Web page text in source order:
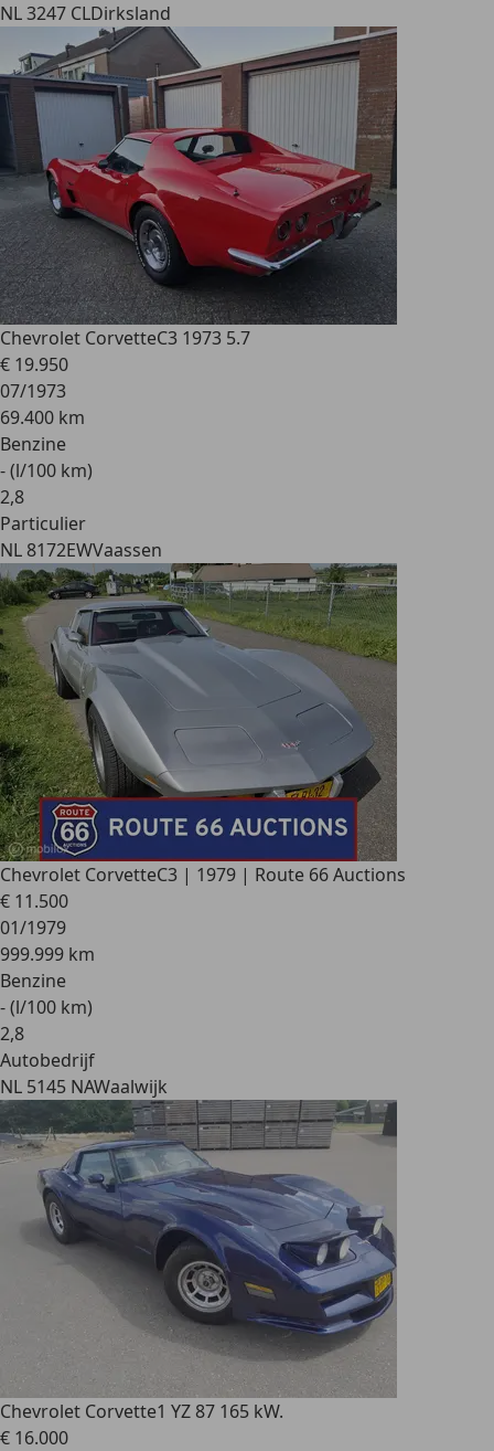
NL 3247 CLDirksland
Chevrolet CorvetteC3 1973 5.7
€ 19.950
07/1973
69.400 km
Benzine
- (l/100 km)
2,8
Particulier
NL 8172EWVaassen
Chevrolet CorvetteC3 | 1979 | Route 66 Auctions
€ 11.500
01/1979
999.999 km
Benzine
- (l/100 km)
2,8
Autobedrijf
NL 5145 NAWaalwijk
Chevrolet Corvette1 YZ 87 165 kW.
€ 16.000